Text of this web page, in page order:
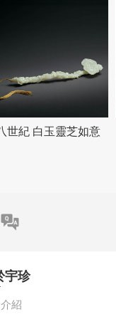
世紀 白玉靈芝如意
宇珍
紹